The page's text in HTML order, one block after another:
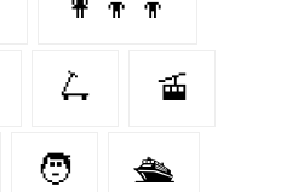
🛴 🚡
🧑‍ 🛳